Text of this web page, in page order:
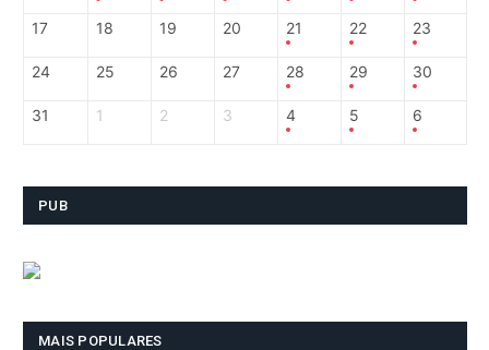
17 18 19 20 21 22 23
24 25 26 27 28 29 30
31 1 2 3 4 5 6
PUB
MAIS POPULARES